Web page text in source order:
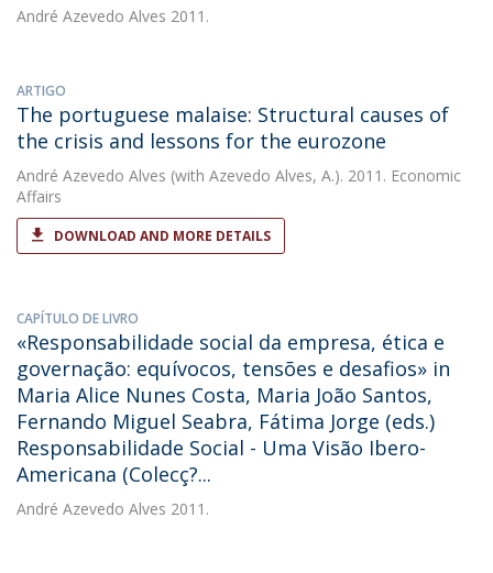
André Azevedo Alves 2011.
ARTIGO
The portuguese malaise: Structural causes of
the crisis and lessons for the eurozone
André Azevedo Alves (with Azevedo Alves, A.). 2011. Economic
Affairs
DOWNLOAD AND MORE DETAILS
CAPÍTULO DE LIVRO
«Responsabilidade social da empresa, ética e
governação: equívocos, tensões e desafios» in
Maria Alice Nunes Costa, Maria João Santos,
Fernando Miguel Seabra, Fátima Jorge (eds.)
Responsabilidade Social - Uma Visão Ibero-
Americana (Colecç?...
André Azevedo Alves 2011.